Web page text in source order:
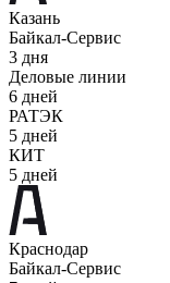
Казань
Байкал-Сервис
3 дня
Деловые линии
6 дней
РАТЭК
5 дней
КИТ
5 дней
Краснодар
Байкал-Сервис